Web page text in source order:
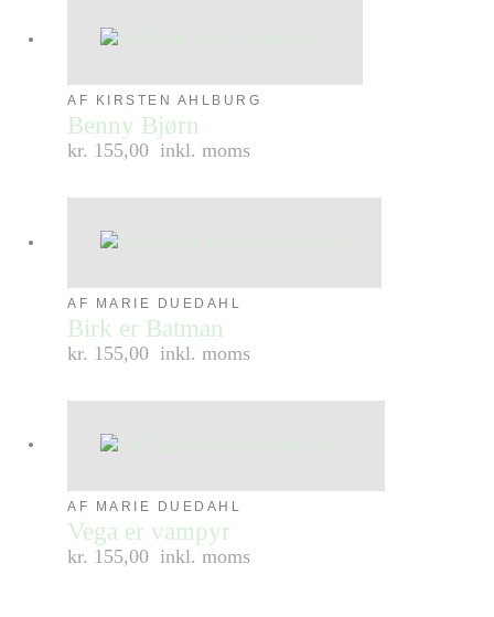
AF KIRSTEN AHLBURG
Benny Bjørn
kr. 155,00 inkl. moms
AF MARIE DUEDAHL
Birk er Batman
kr. 155,00 inkl. moms
AF MARIE DUEDAHL
Vega er vampyr
kr. 155,00 inkl. moms